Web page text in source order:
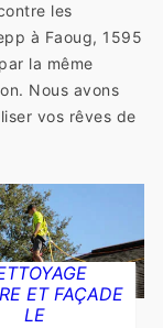
les
à Faoug, 1595
la même
Nous avons
vos rêves de
ET FAÇADE
LE